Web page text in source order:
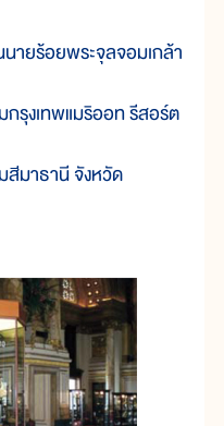
นายร้อยพระจุลจอมเกล้า
กรุงเทพแมริออท รีสอร์ต
สีมาธานี จังหวัด